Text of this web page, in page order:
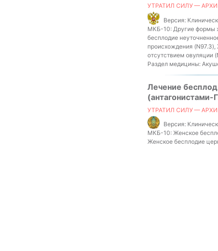
УТРАТИЛ СИЛУ —
Версия:
МКБ-10: Другие формы
бесплодие
происхождения
отсутствием овуляции
Раздел медицины:
Лечение
(антагонистами-
УТРАТИЛ СИЛУ —
Версия:
МКБ-10: Женское
Женское бесплодие